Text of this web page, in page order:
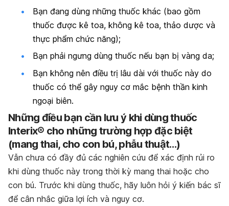
Bạn đang dùng những thuốc khác (bao gồm
thuốc được kê toa, không kê toa, thảo dược và
thực phẩm chức năng);
Bạn phải ngưng dùng thuốc nếu bạn bị vàng da;
Bạn không nên điều trị lâu dài với thuốc này do
thuốc có thể gây nguy cơ mắc bệnh thần kinh
ngoại biên.
Những điều bạn cần lưu ý khi dùng thuốc
Interix® cho những trường hợp đặc biệt
(mang thai, cho con bú, phẫu thuật…)
Vẫn chưa có đầy đủ các nghiên cứu để xác định rủi ro
khi dùng thuốc này trong thời kỳ mang thai hoặc cho
con bú. Trước khi dùng thuốc, hãy luôn hỏi ý kiến bác sĩ
để cân nhắc giữa lợi ích và nguy cơ.